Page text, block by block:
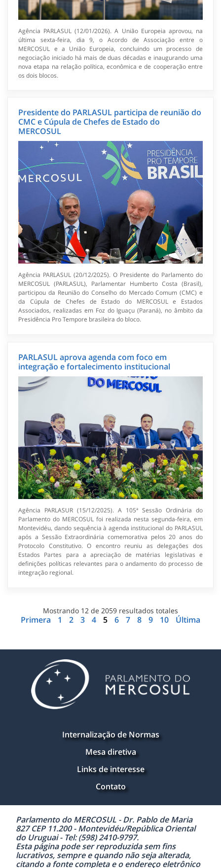
Agência PARLASUL (12/01/2026). A União Europeia aprovou, na
última sexta-feira, dia 9, o Acordo de Associação entre o
MERCOSUL e a União Europeia, concluindo um processo de
negociação iniciado há mais de duas décadas e inaugurando uma
nova etapa na relação política, econômica e de cooperação entre
os dois blocos.
Presidente do PARLASUL participa de reunião do
CMC e Cúpula de Chefes de Estado do
MERCOSUL
Agência PARLASUL (20/12/2025). O Presidente do Parlamento do
MERCOSUL (PARLASUL), Parlamentar Humberto Costa (Brasil),
participou da Reunião do Conselho do Mercado Comum (CMC) e
da Cúpula de Chefes de Estado do MERCOSUL e Estados
Associados, realizadas em Foz do Iguaçu (Paraná), no âmbito da
Presidência Pro Tempore brasileira do bloco.
PARLASUL aprova agenda com foco em
integração e fortalecimento institucional
Agência PARLASUR (15/12/2025). A 105ª Sessão Ordinária do
Parlamento do MERCOSUL foi realizada nesta segunda-feira, em
Montevidéu, dando sequência à agenda institucional do PARLASUL
após a Sessão Extraordinária comemorativa pelos 20 anos do
Protocolo Constitutivo. O encontro reuniu as delegações dos
Estados Partes para a apreciação de matérias legislativas e
definições políticas relevantes para o andamento do processo de
integração regional.
Mostrando 12 de 2059 resultados totales
Primera 1 2 3 4 5 6 7 8 9 10 Última
Internalização de Normas
Mesa diretiva
Links de interesse
Contato
Parlamento do MERCOSUL - Dr. Pablo de Maria
827 CEP 11.200 - Montevidéu/República Oriental
do Uruguai - Tel: (598) 2410-9797.
Esta página pode ser reproduzida sem fins
lucrativos, sempre e quando não seja alterada,
citando a fonte completa e o endereço eletrônico